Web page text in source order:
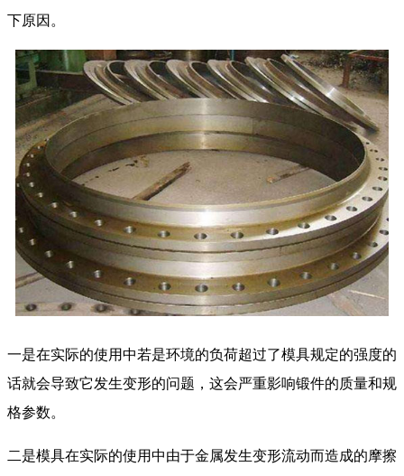
下原因。
一是在实际的使用中若是环境的负荷超过了模具规定的强度的
话就会导致它发生变形的问题，这会严重影响锻件的质量和规
格参数。
二是模具在实际的使用中由于金属发生变形流动而造成的摩擦